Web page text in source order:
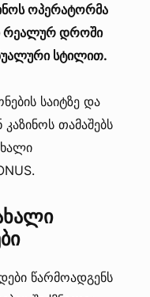
ოპერატორმა
რეალურ დროში
სტილით.
საიტზე და
თამაშებს
წარმოადგენს